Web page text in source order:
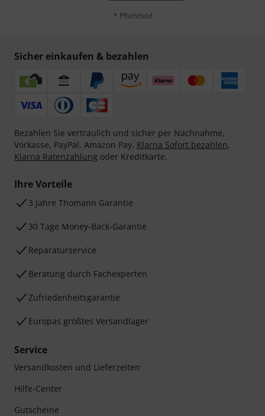
* Pflichtfeld
Sicher einkaufen & bezahlen
Bezahlen Sie vertraulich und sicher per Nachnahme,
Vorkasse, PayPal, Amazon Pay, Klarna Sofort bezahlen,
Klarna Ratenzahlung oder Kreditkarte.
Ihre Vorteile
3 Jahre Thomann Garantie
30 Tage Money-Back-Garantie
Reparaturservice
Beratung durch Fachexperten
Zufriedenheitsgarantie
Europas größtes Versandlager
Service
Versandkosten und Lieferzeiten
Hilfe-Center
Gutscheine